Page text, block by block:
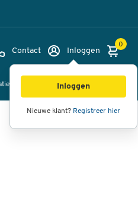
Contact Inloggen
Inloggen
Nieuwe klant? Registreer hier
0
360°
weergave